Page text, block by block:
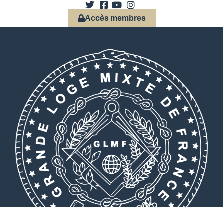
Accès membres